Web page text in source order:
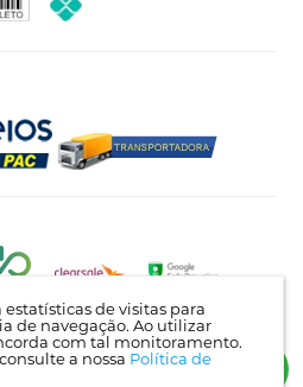
de visitas para
de navegação. Ao utilizar
com tal monitoramento.
a nossa Política de
0001-03 | Rua Itajaí, 624 - Bairro Tietê |
86025-450 |